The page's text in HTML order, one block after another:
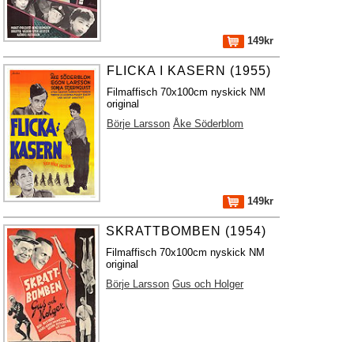
149kr
FLICKA I KASERN (1955)
Filmaffisch 70x100cm nyskick NM
original
Börje Larsson Åke Söderblom
149kr
SKRATTBOMBEN (1954)
Filmaffisch 70x100cm nyskick NM
original
Börje Larsson Gus och Holger